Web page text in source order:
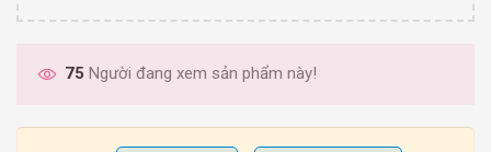
75 Người đang xem sản phẩm này!